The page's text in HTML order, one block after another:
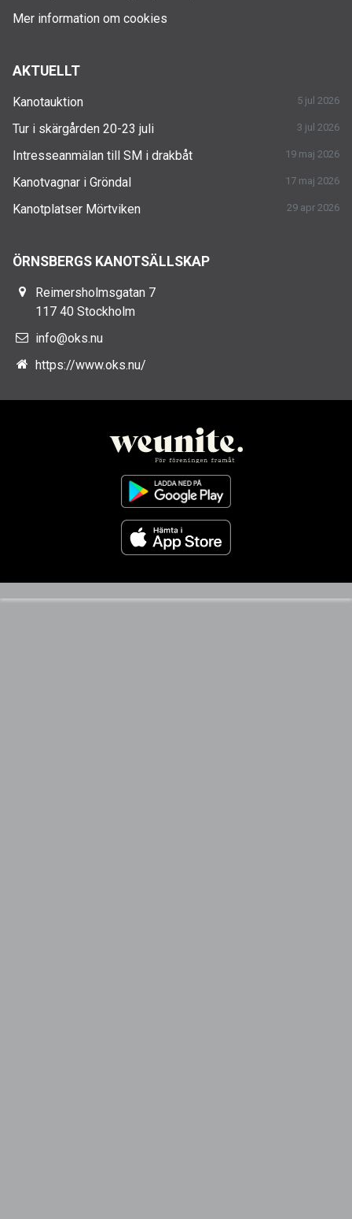
Mer information om cookies
AKTUELLT
Kanotauktion 5 jul 2026
Tur i skärgården 20-23 juli 3 jul 2026
Intresseanmälan till SM i drakbåt 19 maj 2026
Kanotvagnar i Gröndal 17 maj 2026
Kanotplatser Mörtviken 29 apr 2026
ÖRNSBERGS KANOTSÄLLSKAP
Reimersholmsgatan 7
117 40 Stockholm
info@oks.nu
https://www.oks.nu/